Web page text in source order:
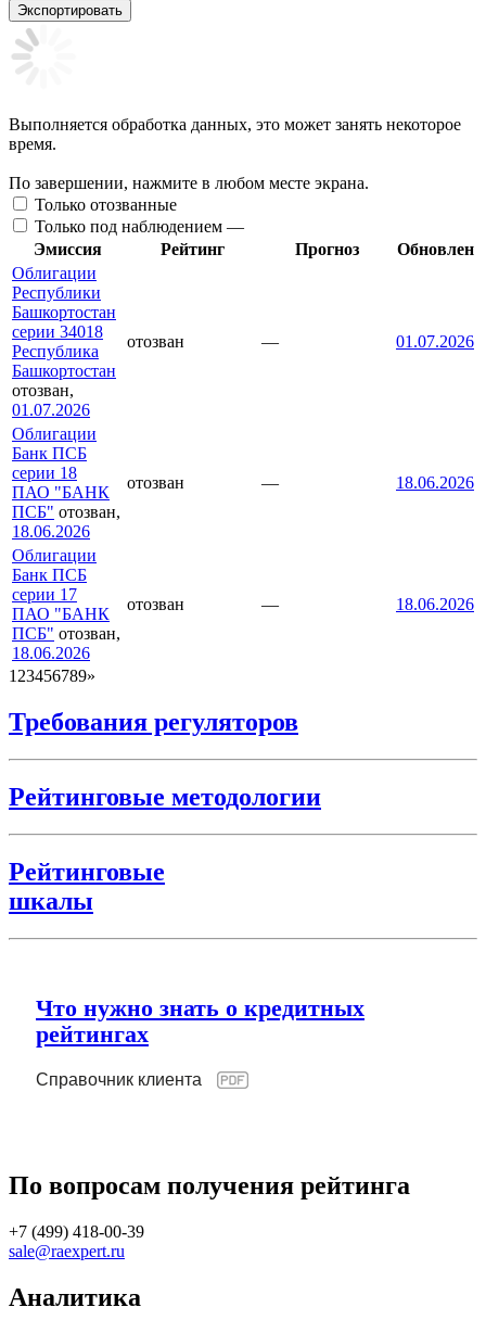
Экспортировать
Выполняется обработка данных, это может занять некоторое
время.
По завершении, нажмите в любом месте экрана.
Только отозванные
Только под наблюдением —
Эмиссия
Рейтинг Прогноз
Обновлен
Облигации
Республики
Башкортостан
серии 34018
Республика
Башкортостан
отозван,
01.07.2026
отозван — 01.07.2026
Облигации
Банк ПСБ
серии 18
ПАО "БАНК
ПСБ" отозван,
18.06.2026
отозван — 18.06.2026
Облигации
Банк ПСБ
серии 17
ПАО "БАНК
ПСБ" отозван,
18.06.2026
отозван — 18.06.2026
1 23456789»
Требования регуляторов
Рейтинговые методологии
Рейтинговые
шкалы
Что нужно знать о кредитных
рейтингах
Справочник клиента
По вопросам получения рейтинга
+7 (499) 418-00-39
sale@raexpert.ru
Аналитика